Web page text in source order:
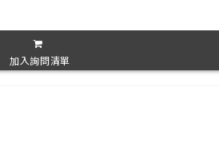
加入詢問清單